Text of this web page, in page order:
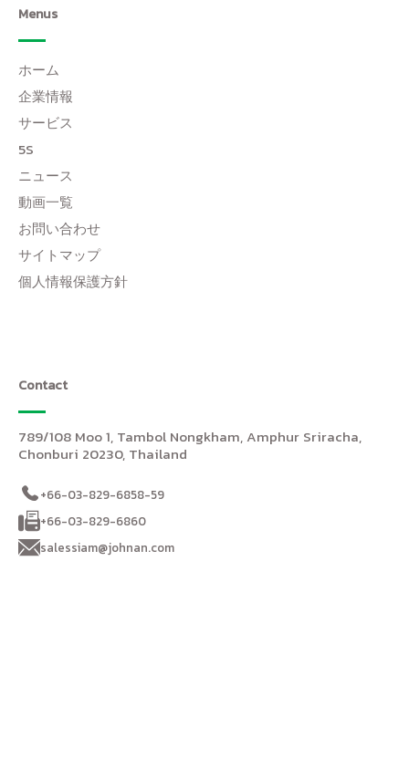
Menus
ホーム
企業情報
サービス
5S
ニュース
動画一覧
お問い合わせ
サイトマップ
個人情報保護方針
Contact
789/108 Moo 1, Tambol Nongkham, Amphur Sriracha,
Chonburi 20230, Thailand
+66-03-829-6858-59
+66-03-829-6860
salessiam@johnan.com